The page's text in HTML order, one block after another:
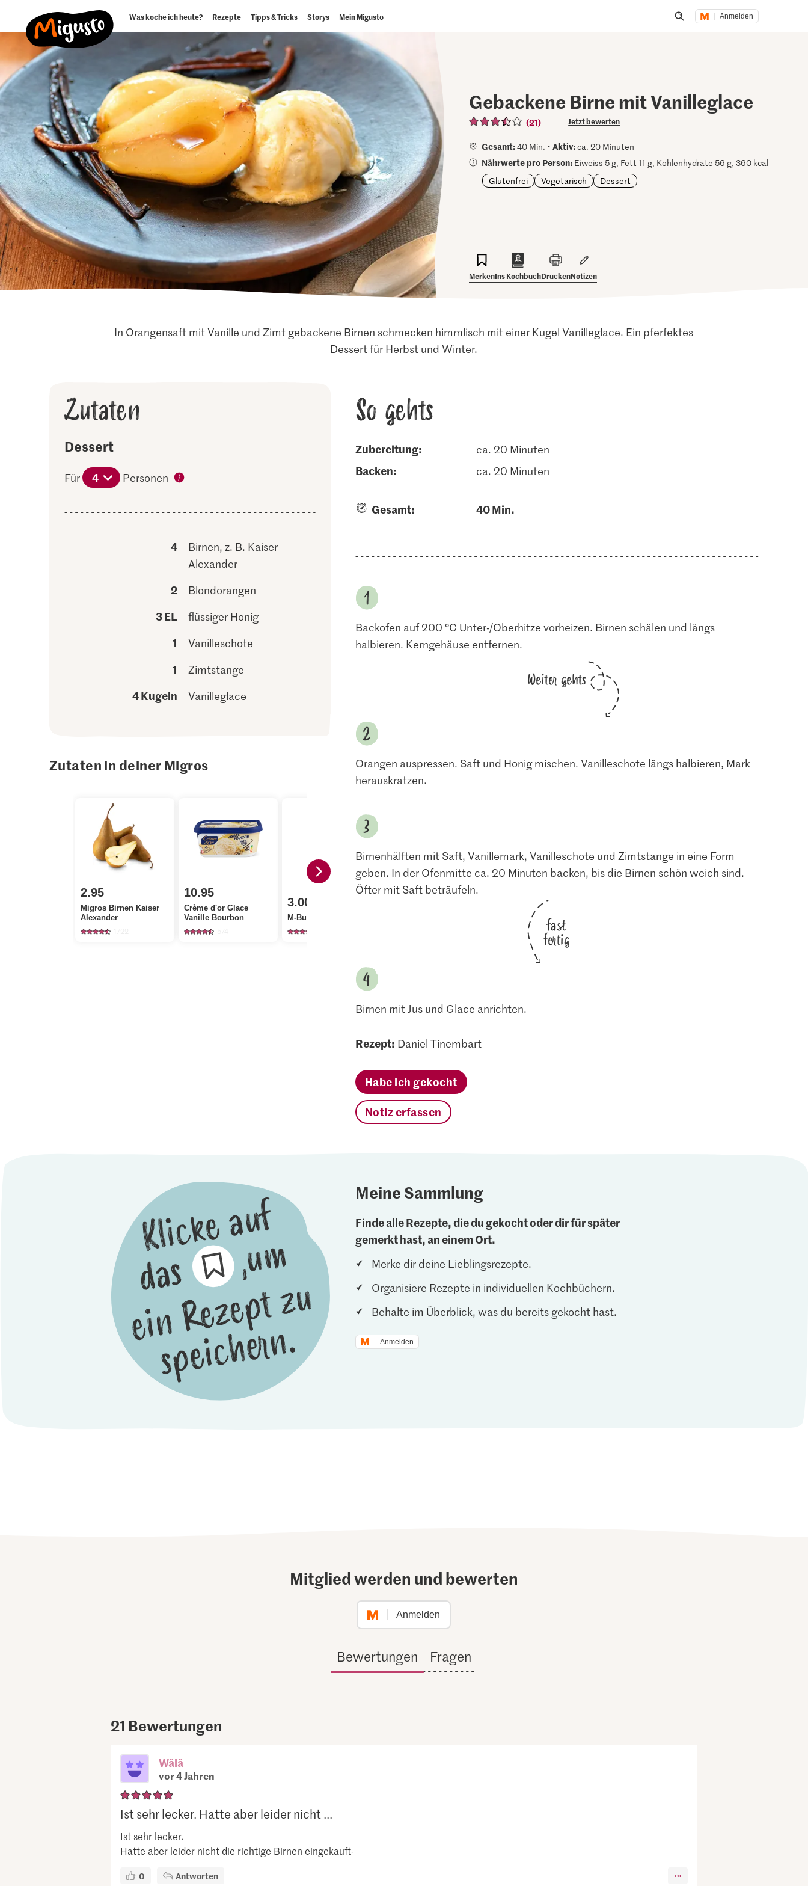
Was koche ich heute? Rezepte Tipps & Tricks Storys Mein Migusto Anmelden
Gebackene Birne mit Vanilleglace
(21) Jetzt bewerten
Gesamt:40 Min. •Aktiv:ca. 20 Minuten
Nährwerte pro Person: Eiweiss 5 g, Fett 11 g, Kohlenhydrate 56 g, 360 kcal
Glutenfrei
Vegetarisch Dessert
MerkenIns KochbuchDruckenNotizen
In Orangensaft mit Vanille und Zimt gebackene Birnen schmecken himmlisch mit einer Kugel Vanilleglace. Ein pferfektes
Dessert für Herbst und Winter.
Zutaten
Dessert
Für 4 Personen
4
Birnen, z. B. Kaiser
Alexander
2 Blondorangen
3 EL flüssiger Honig
1 Vanilleschote
1 Zimtstange
4 Kugeln Vanilleglace
Zutaten in deiner Migros
2.95
Migros Birnen Kaiser
Alexander
10.95
Crème d'or Glace
Vanille Bourbon
3.00
M-Budget Blütenhonig Vanilleschoten
247
So gehts
Zubereitung: ca. 20 Minuten
backen: ca. 20 Minuten
Gesamt: 40 Min.
Backofen auf 200 °C Unter-/Oberhitze vorheizen. Birnen schälen und längs
halbieren. Kerngehäuse entfernen.
Weiter gehts
Orangen auspressen. Saft und Honig mischen. Vanilleschote längs halbieren, Mark
herauskratzen.
Birnenhälften mit Saft, Vanillemark, Vanilleschote und Zimtstange in eine Form
geben. In der Ofenmitte ca. 20 Minuten backen, bis die Birnen schön weich sind.
Öfter mit Saft beträufeln.
fast
fertig
Birnen mit Jus und Glace anrichten.
Rezept: Daniel Tinembart
Habe ich gekocht
Notiz erfassen
Meine Sammlung
Finde alle Rezepte, die du gekocht oder dir für später
gemerkt hast, an einem Ort.
Merke dir deine Lieblingsrezepte.
Organisiere Rezepte in individuellen Kochbüchern.
Behalte im Überblick, was du bereits gekocht hast.
Anmelden
Mitglied werden und bewerten
Anmelden
Bewertungen Fragen
21 Bewertungen
Wälä
vor 4 Jahren
Ist sehr lecker. Hatte aber leider nicht ...
Ist sehr lecker.
Hatte aber leider nicht die richtige Birnen eingekauft-
0 Antworten